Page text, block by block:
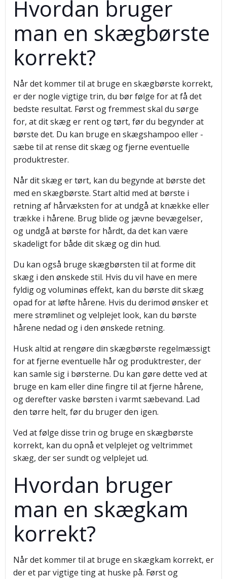
Hvordan bruger
man en skægbørste
korrekt?
Når det kommer til at bruge en skægbørste korrekt,
er der nogle vigtige trin, du bør følge for at få det
bedste resultat. Først og fremmest skal du sørge
for, at dit skæg er rent og tørt, før du begynder at
børste det. Du kan bruge en skægshampoo eller -
sæbe til at rense dit skæg og fjerne eventuelle
produktrester.
Når dit skæg er tørt, kan du begynde at børste det
med en skægbørste. Start altid med at børste i
retning af hårvæksten for at undgå at knække eller
trække i hårene. Brug blide og jævne bevægelser,
og undgå at børste for hårdt, da det kan være
skadeligt for både dit skæg og din hud.
Du kan også bruge skægbørsten til at forme dit
skæg i den ønskede stil. Hvis du vil have en mere
fyldig og voluminøs effekt, kan du børste dit skæg
opad for at løfte hårene. Hvis du derimod ønsker et
mere strømlinet og velplejet look, kan du børste
hårene nedad og i den ønskede retning.
Husk altid at rengøre din skægbørste regelmæssigt
for at fjerne eventuelle hår og produktrester, der
kan samle sig i børsterne. Du kan gøre dette ved at
bruge en kam eller dine fingre til at fjerne hårene,
og derefter vaske børsten i varmt sæbevand. Lad
den tørre helt, før du bruger den igen.
Ved at følge disse trin og bruge en skægbørste
korrekt, kan du opnå et velplejet og veltrimmet
skæg, der ser sundt og velplejet ud.
Hvordan bruger
man en skægkam
korrekt?
Når det kommer til at bruge en skægkam korrekt, er
der et par vigtige ting at huske på. Først og